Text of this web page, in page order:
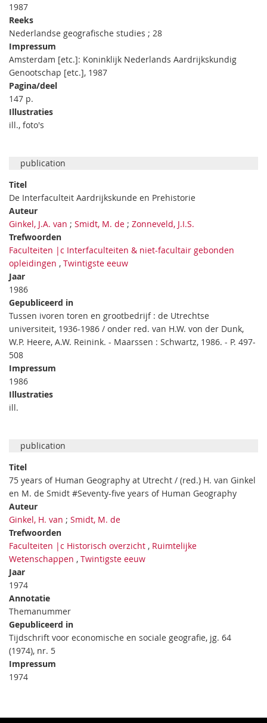
1987
Reeks
Nederlandse geografische studies ; 28
Impressum
Amsterdam [etc.]: Koninklijk Nederlands Aardrijkskundig
Genootschap [etc.], 1987
Pagina/deel
147 p.
Illustraties
ill., foto's
publication
Titel
De Interfaculteit Aardrijkskunde en Prehistorie
Auteur
Ginkel, J.A. van ; Smidt, M. de ; Zonneveld, J.I.S.
Trefwoorden
Faculteiten |c Interfaculteiten & niet-facultair gebonden
opleidingen , Twintigste eeuw
Jaar
1986
Gepubliceerd in
Tussen ivoren toren en grootbedrijf : de Utrechtse
universiteit, 1936-1986 / onder red. van H.W. von der Dunk,
W.P. Heere, A.W. Reinink. - Maarssen : Schwartz, 1986. - P. 497-
508
Impressum
1986
Illustraties
ill.
publication
Titel
75 years of Human Geography at Utrecht / (red.) H. van Ginkel
en M. de Smidt #Seventy-five years of Human Geography
Auteur
Ginkel, H. van ; Smidt, M. de
Trefwoorden
Faculteiten |c Historisch overzicht , Ruimtelijke
Wetenschappen , Twintigste eeuw
Jaar
1974
Annotatie
Themanummer
Gepubliceerd in
Tijdschrift voor economische en sociale geografie, jg. 64
(1974), nr. 5
Impressum
1974